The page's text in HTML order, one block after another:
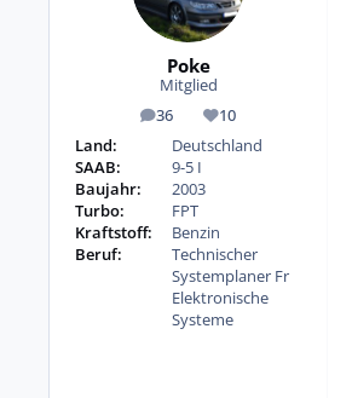
Poke
Mitglied
36
Beiträge 10
Reputation
Land:
Deutschland
SAAB:
9-5 I
Baujahr:
2003
Turbo:
FPT
Kraftstoff:
Benzin
Beruf:
Technischer
Systemplaner Fr
Elektronische
Systeme